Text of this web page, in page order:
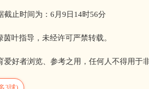
止时间为：6月9日14时56分
叶指导，未经许可严禁转载。
者浏览、参考之用，任何人不得用于